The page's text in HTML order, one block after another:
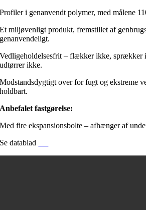
Profiler i genanvendt polymer, med målene
Et miljøvenligt produkt, fremstillet af
genanvendeligt.
Vedligeholdelsesfrit – flækker ikke, sprækker
udtørrer ikke.
Modstandsdygtigt over for fugt og ekstreme
holdbart.
Anbefalet fastgørelse:
Med fire ekspansionsbolte – afhænger af
Se datablad